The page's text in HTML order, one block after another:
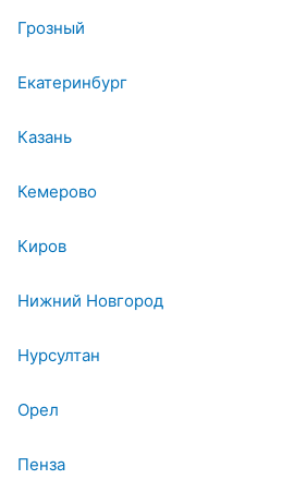
Грозный
Екатеринбург
Казань
Кемерово
Киров
Нижний Новгород
Нурсултан
Орел
Пенза